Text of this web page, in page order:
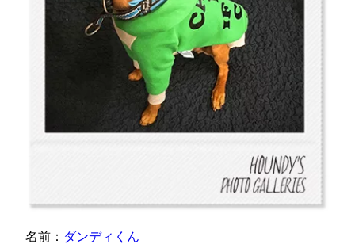
名前： ダンディくん